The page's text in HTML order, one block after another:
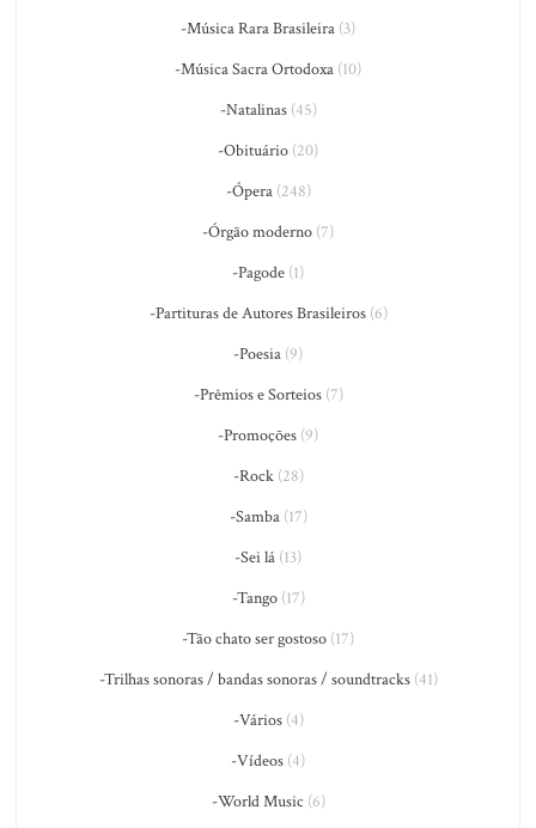
-Música Rara Brasileira (3)
-Música Sacra Ortodoxa (10)
-Natalinas(45)
-Obituário (20)
-Ópera(248)
-Órgão moderno (7)
-Pagode (1)
-Partituras de Autores Brasileiros(6)
-Poesia (9)
-Prêmios e Sorteios(7)
-Promoções (9)
-Rock(28)
-Samba(17)
-Sei lá (13)
-Tango(17)
-Tão chato ser gostoso (17)
-Trilhas sonoras / bandas sonoras / soundtracks(41)
-Vários(4)
-Vídeos (4)
-World Music (6)